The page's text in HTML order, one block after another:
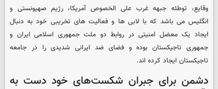
وقایع، توطئه جبهه غرب علی الخصوص آمریکا، رژیم صهیونستی و
انگلیس می باشد که با لابی ها و فعالیت های تخریبی خود به دنبال
ایجاد یک معضل امنیتی در روابط دو ملت جمهوری اسلامی ایران و
جمهوری تاجیکستان بوده و فضای ضد ایرانی شدیدی را در جامعه
تاجیکستان ایجاد کرده اند.
دشمن برای جبران شکست‌های خود دست به